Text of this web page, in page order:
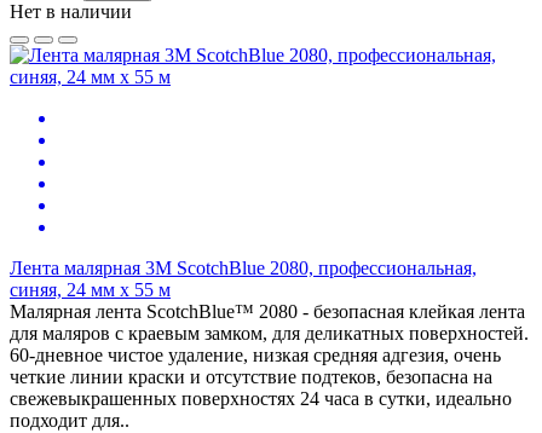
Нет в наличии
Лента малярная 3М ScotchBlue 2080, профессиональная,
синяя, 24 мм x 55 м
Малярная лента ScotchBlue™ 2080 - безопасная клейкая лента
для маляров с краевым замком, для деликатных поверхностей.
60-дневное чистое удаление, низкая средняя адгезия, очень
четкие линии краски и отсутствие подтеков, безопасна на
свежевыкрашенных поверхностях 24 часа в сутки, идеально
подходит для..